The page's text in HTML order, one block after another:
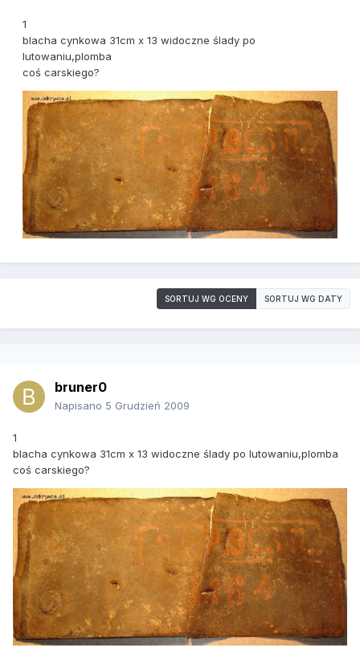
1
blacha cynkowa 31cm x 13 widoczne ślady po
lutowaniu,plomba
coś carskiego?
SORTUJ WG OCENY SORTUJ WG DATY
bruner0
Napisano 5 Grudzień 2009
1
blacha cynkowa 31cm x 13 widoczne ślady po lutowaniu,plomba
coś carskiego?